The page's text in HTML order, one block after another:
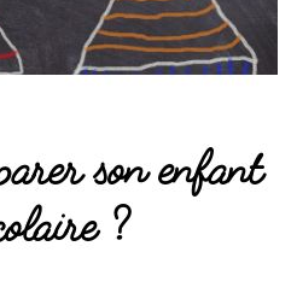
son enfant
?